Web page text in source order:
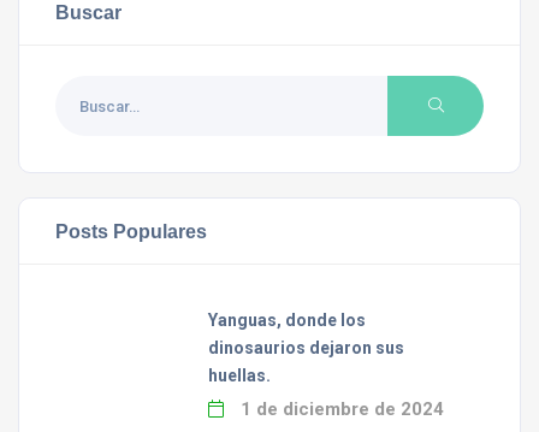
Buscar
Posts Populares
Yanguas, donde los
dinosaurios dejaron sus
huellas.
1 de diciembre de 2024